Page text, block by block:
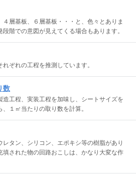
層基板、６層基板・・・と、色々とありま
階での意図が見えてくる場合もあります。
ぞれの工程を推測しています。
数
工程、実装工程を加味し、シートサイズを
１㎡当たりの取り数を計算。
タン、シリコン、エポキシ等の樹脂があり
填された物の回路おこしは、かなり大変な作